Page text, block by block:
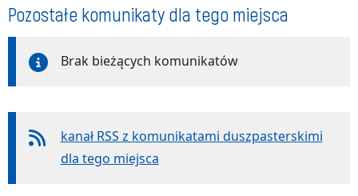
Pozostałe komunikaty dla tego miejsca
Brak bieżących komunikatów
kanał RSS z komunikatami duszpasterskimi
dla tego miejsca